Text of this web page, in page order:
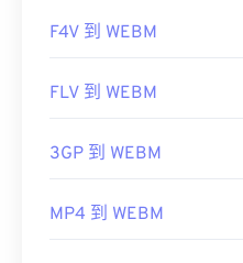
F4V 到 WEBM
FLV 到 WEBM
3GP 到 WEBM
MP4 到 WEBM